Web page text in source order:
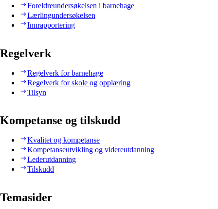
Foreldreundersøkelsen i barnehage
Lærlingundersøkelsen
Innrapportering
Regelverk
Regelverk for barnehage
Regelverk for skole og opplæring
Tilsyn
Kompetanse og tilskudd
Kvalitet og kompetanse
Kompetanseutvikling og videreutdanning
Lederutdanning
Tilskudd
Temasider